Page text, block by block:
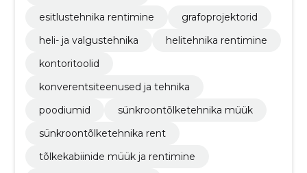
esitlustehnika rentimine
grafoprojektorid
heli- ja valgustehnika
helitehnika rentimine
kontoritoolid
konverentsiteenused ja tehnika
poodiumid
sünkroontõlketehnika müük
sünkroontõlketehnika rent
tõlkekabiinide müük ja rentimine